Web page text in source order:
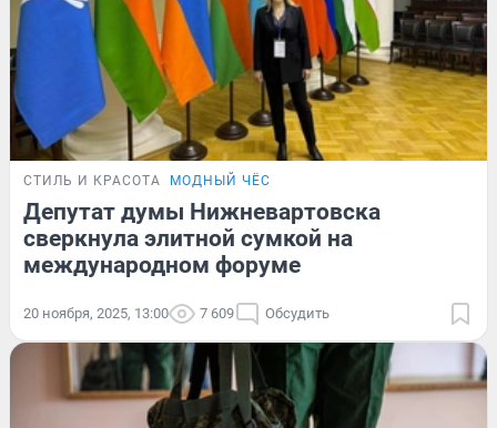
СТИЛЬ И КРАСОТА МОДНЫЙ ЧЁС
Депутат думы Нижневартовска
сверкнула элитной сумкой на
международном форуме
20 ноября, 2025, 13:00 7 609 Обсудить